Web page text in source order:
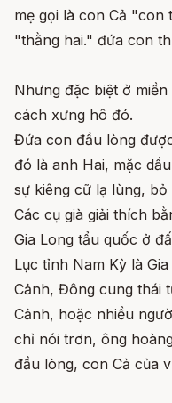
mẹ gọi là con Cả
"thằng hai." đứa con
Nhưng đặc biệt ở
cách xưng hô đó.
Đứa con đầu lòng
đó là anh Hai, mặc
sự kiêng cữ lạ lùng, bỏ
Các cụ già giải thích
Gia Long tẩu quốc ở
Lục tỉnh Nam Kỳ là
Cảnh, Đông cung thái
Cảnh, hoặc nhiều
chỉ nói trơn, ông
đầu lòng, con Cả của